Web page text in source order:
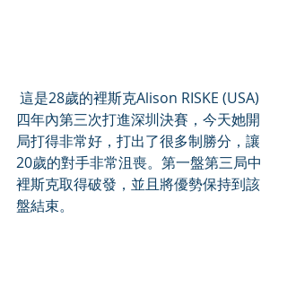
四年內第三次打進深圳決賽，今天她開
局打得非常好，打出了很多制勝分，讓
20歲的對手非常沮喪。第一盤第三局中
裡斯克取得破發，並且將優勢保持到該
盤結束。